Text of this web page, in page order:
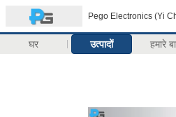
Pego Electronics (Yi
घर उत्पादों हमारे